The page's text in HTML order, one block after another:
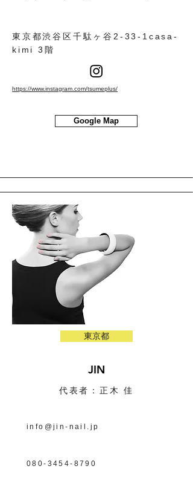
東京都渋谷区千駄ヶ谷2-33-1casa-
kimi 3階
https://www.instagram.com/tsumeplus/
Google Map
東京都
JIN
代表者：正木 佳
info@jin-nail.jp
080-3454-8790